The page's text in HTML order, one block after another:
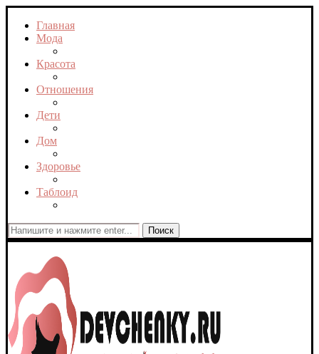
Главная
Мода
Красота
Отношения
Дети
Дом
Здоровье
Таблоид
Поиск